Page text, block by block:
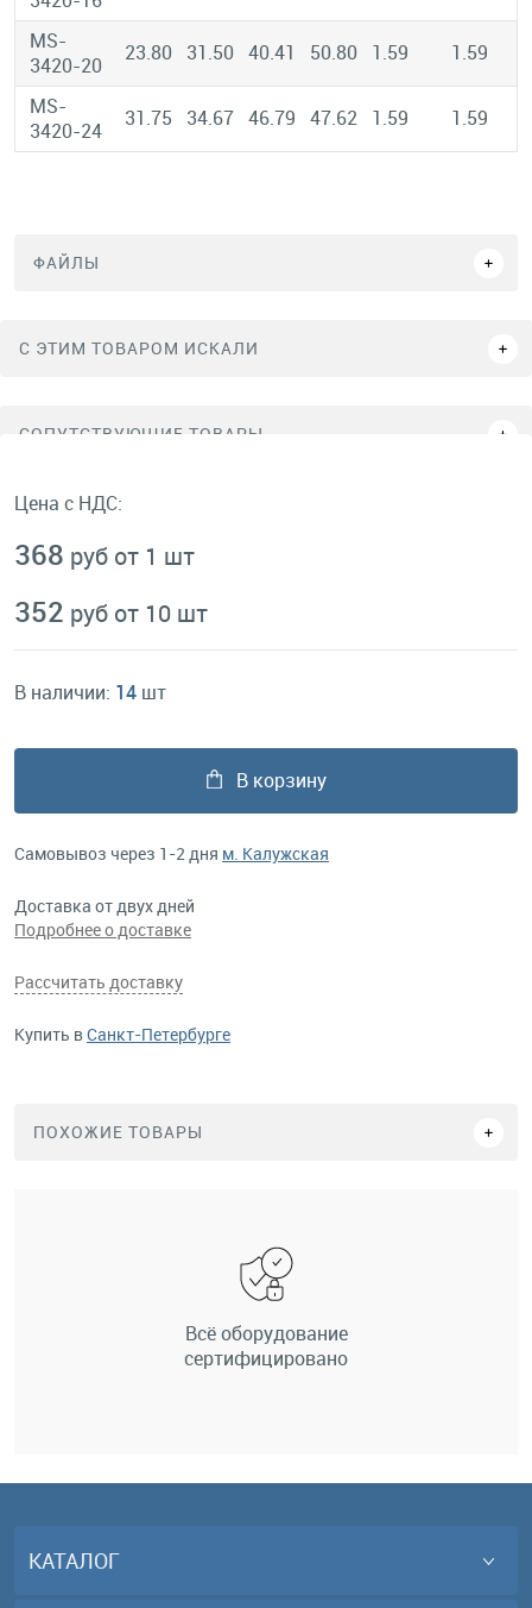
MS-
3420-20
23.80 31.50 40.41 50.80 1.59 1.59
MS-
3420-24
31.75 34.67 46.79 47.62 1.59 1.59
ФАЙЛЫ
C ЭТИМ ТОВАРОМ ИСКАЛИ
СОПУТСТВУЮЩИЕ ТОВАРЫ
Цена с НДС:
368 руб от 1 шт
352 руб от 10 шт
В наличии: 14 шт
В корзину
Самовывоз через 1-2 дня м. Калужская
Доставка от двух дней
Подробнее о доставке
Рассчитать доставку
Купить вСанкт-Петербурге
ПОХОЖИЕ ТОВАРЫ
Всё оборудование
сертифицировано
КАТАЛОГ